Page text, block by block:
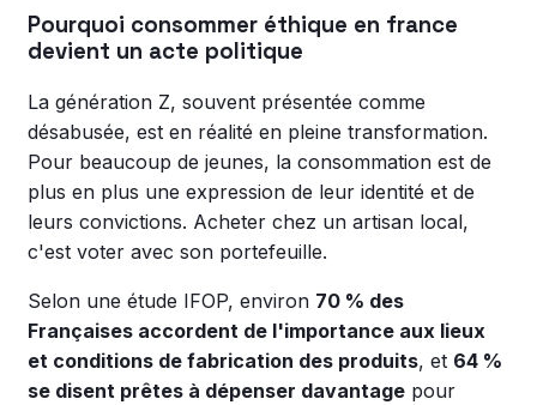
Pourquoi consommer éthique en france
devient un acte politique
La génération Z, souvent présentée comme
désabusée, est en réalité en pleine transformation.
Pour beaucoup de jeunes, la consommation est de
plus en plus une expression de leur identité et de
leurs convictions. Acheter chez un artisan local,
c'est voter avec son portefeuille.
Selon une étude IFOP, environ 70 % des
Françaises accordent de l'importance aux lieux
et conditions de fabrication des produits, et 64 %
se disent prêtes à dépenser davantage pour